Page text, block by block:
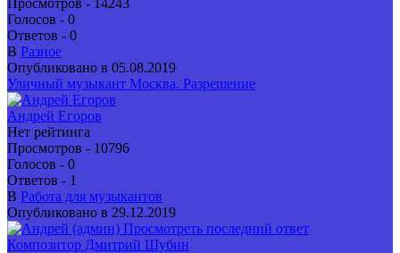
Голосов - 0
Ответов - 0
В Разное
Опубликовано в 05.08.2019
Уличный музыкант Москва. Разрешение
Андрей Егоров
Нет рейтинга
Просмотров - 10796
Голосов - 0
Ответов - 1
В Работа для музыкантов
Опубликовано в 29.12.2019
Просмотреть последний ответ
Композитор Дмитрий Шубин